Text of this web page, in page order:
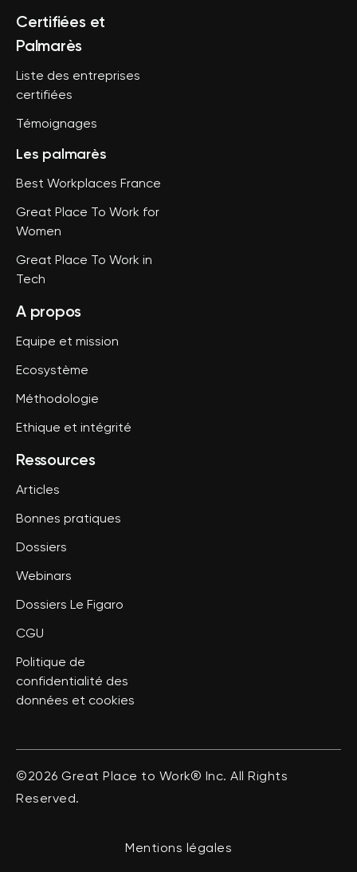
Certifiées et
Palmarès
Liste des entreprises
certifiées
Témoignages
Les palmarès
Best Workplaces France
Great Place To Work for
Women
Great Place To Work in
Tech
A propos
Equipe et mission
Ecosystème
Méthodologie
Ethique et intégrité
Ressources
Articles
Bonnes pratiques
Dossiers
Webinars
Dossiers Le Figaro
CGU
Politique de
confidentialité des
données et cookies
©2026 Great Place to Work® Inc. All Rights
Reserved.
Mentions légales